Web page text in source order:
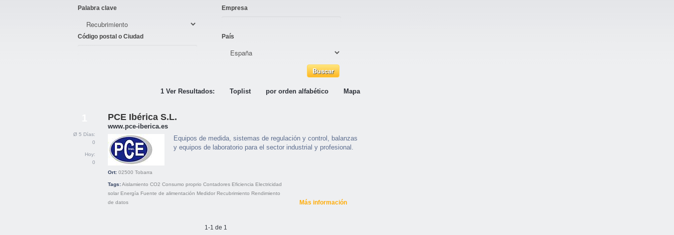
Palabra clave Empresa
Código postal o Ciudad País
1 Ver Resultados: Toplist por orden alfabético Mapa
Ø 5 Días:
0
Hoy:
0
PCE Ibérica S.L.
www.pce-iberica.es
Equipos de medida, sistemas de regulación y control, balanzas
y equipos de laboratorio para el sector industrial y profesional.
Ort: 02500 Tobarra
Tags:Aislamiento CO2 Consumo proprio Contadores Eficiencia Electricidad
solar Energía Fuente de alimentación Medidor Recubrimiento Rendimiento
de datos
Más información
1-1 de 1